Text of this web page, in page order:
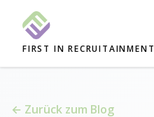
FIRST IN RECRUITAINMENT
← Zurück zum Blog